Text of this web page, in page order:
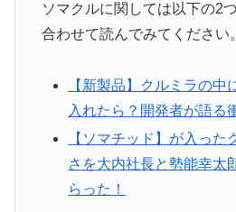
ソマクルに関しては以下の2
合わせて読んでみてください。
【新製品】クルミラの中
入れたら？開発者が語る
【ソマチッド】が入った
さを大内社長と勢能幸太
らった！